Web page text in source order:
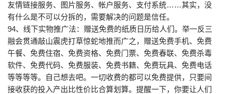
友情链接服务、图片服务、帐户服务、支付系统……其实，没
有什么是不可以分拆的，需要解决的问题是信任。
94、线下实物推广法：赠送免费的纸质日历给人们。举一反三
融会贯通敲山震虎打草惊蛇地推而广之，赠送免费手机、免费
午餐、免费住宿、免费资格、免费门票、免费春联、免费杀毒
软件、免费代码、免费服装、免费书籍、免费玩具、免费电话
等等等等。自己想去吧。一切收费的都可以免费提供，只要间
接收获的投入产出比性价比合算划算。提醒一下，你要让人们